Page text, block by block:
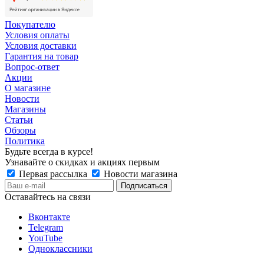
Покупателю
Условия оплаты
Условия доставки
Гарантия на товар
Вопрос-ответ
Акции
О магазине
Новости
Магазины
Статьи
Обзоры
Политика
Будьте всегда в курсе!
Узнавайте о скидках и акциях первым
Первая рассылка
Новости магазина
Оставайтесь на связи
Вконтакте
Telegram
YouTube
Одноклассники